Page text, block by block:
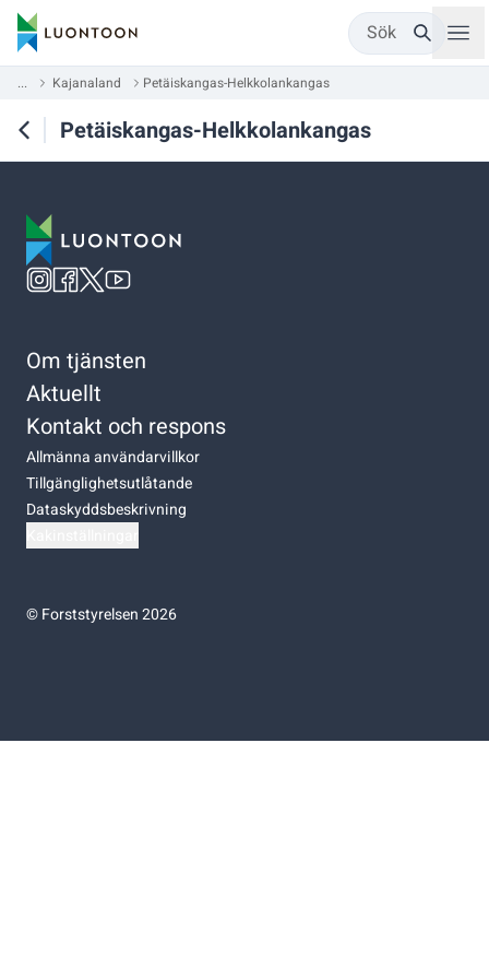
Sök
... Kajanaland Petäiskangas-Helkkolankangas
Petäiskangas-Helkkolankangas
Om tjänsten
Aktuellt
Kontakt och respons
Allmänna användarvillkor
Tillgänglighetsutlåtande
Dataskyddsbeskrivning
©Forststyrelsen 2026